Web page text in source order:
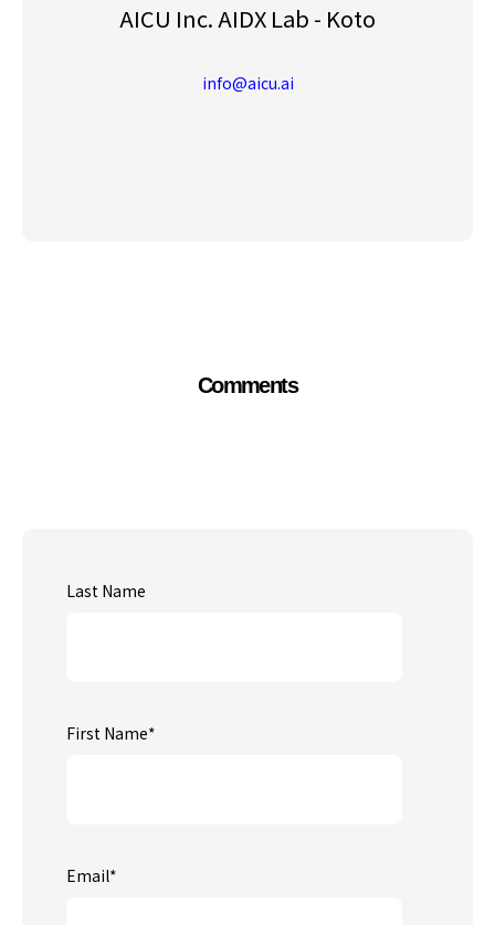
AICU Inc. AIDX Lab - Koto
info@aicu.ai
Comments
Last Name
First Name*
Email*